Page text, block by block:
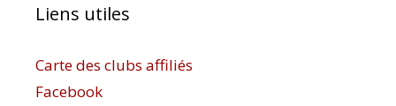
Liens utiles
Carte des clubs affiliés
Facebook